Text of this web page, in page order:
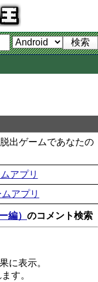
出ゲームであなたの
アプリ
アプリ
編） のコメント検索
に表示。
す。